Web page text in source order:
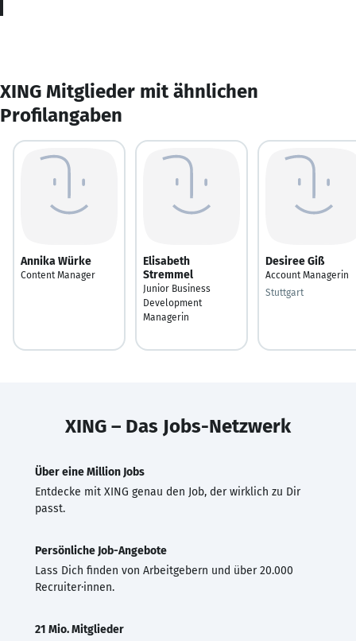
XING Mitglieder mit ähnlichen
Profilangaben
Annika Würke
Content Manager
Elisabeth
Stremmel
Junior Business
Development
Managerin
Desiree Giß
Account Managerin
Stuttgart
XING – Das Jobs-Netzwerk
Über eine Million Jobs
Entdecke mit XING genau den Job, der wirklich zu Dir
passt.
Persönliche Job-Angebote
Lass Dich finden von Arbeitgebern und über 20.000
Recruiter·innen.
21 Mio. Mitglieder